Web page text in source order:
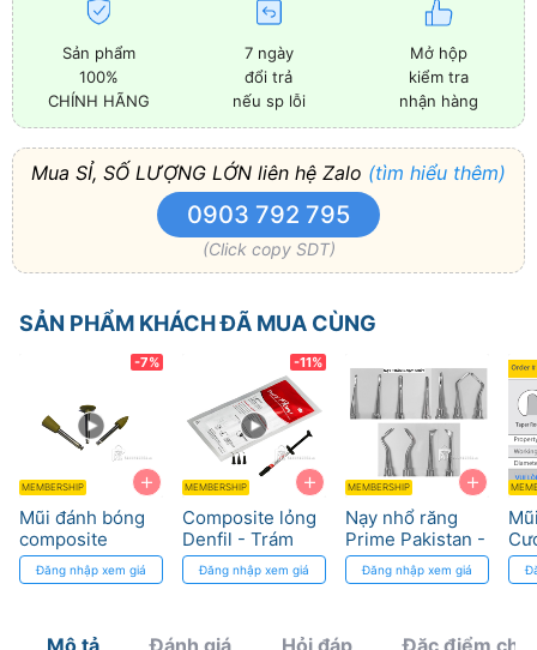
Sản phẩm
100%
CHÍNH HÃNG
7 ngày
đổi trả
nếu sp lỗi
Mở hộp
kiểm tra
nhận hàng
Mua SỈ, SỐ LƯỢNG LỚN liên hệ Zalo (tìm hiểu thêm)
0903 792 795
(Click copy SDT)
SẢN PHẨM KHÁCH ĐÃ MUA CÙNG
+
-7%
MEMBERSHIP
Mũi đánh bóng
composite
Edenta Thụy Sĩ -
Khả năng tái sử
Đăng nhập xem giá
+
-11%
MEMBERSHIP
Composite lỏng
Denfil - Trám
rãnh, dễ đánh
bóng, thẩm mỹ
Đăng nhập xem giá
+
MEMBERSHIP
Nạy nhổ răng
Prime Pakistan -
Thiết kế chuyên
dụng
Đăng nhập xem giá
Độ
Mô tả Đánh giá Hỏi đáp Đặc điểm